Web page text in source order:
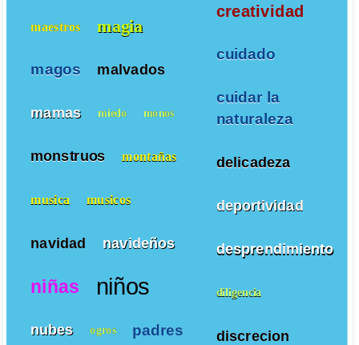
creatividad
cuidado
cuidar la
naturaleza
delicadeza
deportividad
desprendimiento
diligencia
discrecion
maestros magia
magos malvados
mamas miedo monos
monstruos montañas
musica musicos
navidad navideños
niñas niños
nubes ogros padres